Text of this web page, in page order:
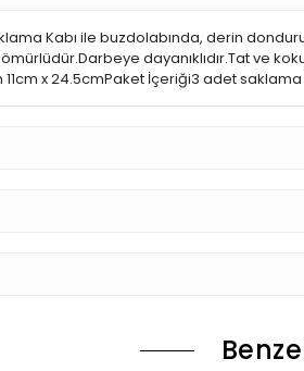
Kabı ile buzdolabında, derin
dayanıklıdır.Tat ve
11cm x 24.5cmPaket İçeriği3 adet